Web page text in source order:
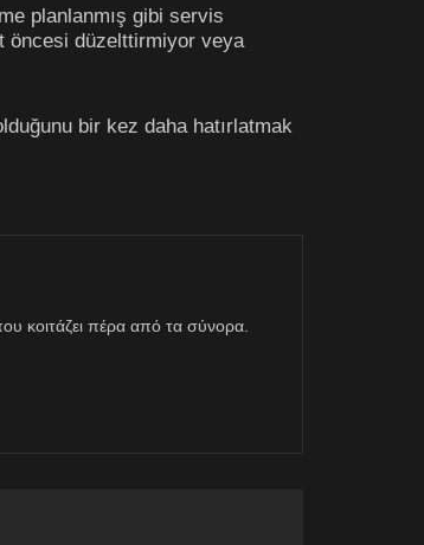
planlanmış gibi servis
öncesi düzelttirmiyor veya
bir kez daha hatırlatmak
κοιτάζει πέρα από τα σύνορα.